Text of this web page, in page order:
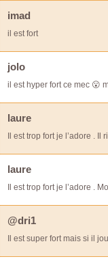
imad
il est fort
jolo
il est hyper fort ce mec 😮
laure
Il est trop fort je l’adore . Il
laure
Il est trop fort je l’adore .
@dri1
Il est super fort mais si il